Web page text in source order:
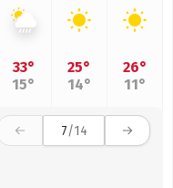
33°
15°
25°
14°
26°
11°
7/14